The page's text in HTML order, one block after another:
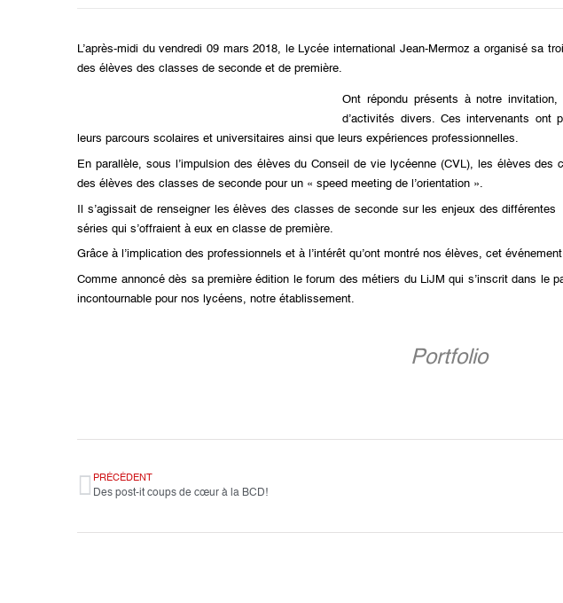
L’après-midi du vendredi 09 mars 2018, le Lycée international Jean-Mermoz a organisé sa
des élèves des classes de seconde et de première.
Ont répondu présents à notre
d’activités divers. Ces intervenants ont
leurs parcours scolaires et universitaires ainsi que leurs expériences professionnelles.
En parallèle, sous l’impulsion des élèves du Conseil de vie lycéenne (CVL), les élèves
des élèves des classes de seconde pour un « speed meeting de l’orientation ».
Il s’agissait de renseigner les élèves des classes de seconde sur les enjeux des différentes
séries qui s’offraient à eux en classe de première.
Grâce à l’implication des professionnels et à l’intérêt qu’ont montré nos élèves, cet
Comme annoncé dès sa première édition le forum des métiers du LiJM qui s’inscrit dans le
incontournable pour nos lycéens, notre établissement.
Portfolio
PRÉCÉDENT
Des post-it coups de cœur à la BCD!